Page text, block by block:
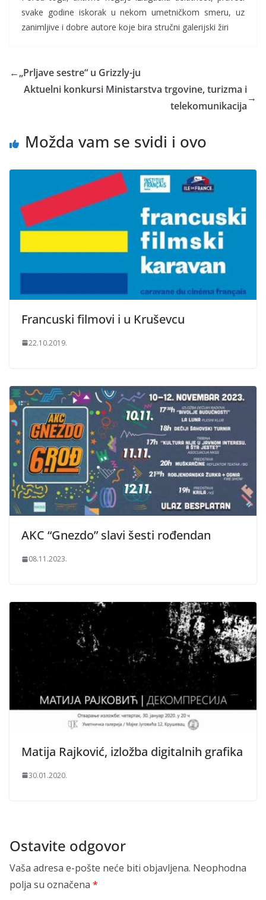
svake godine iskorak u nekom umetničkom smeru, uz
zanimljive i dobre autore koje bira stručni galerijski žiri
←„Prljave sestre“ u Grizzly-ju
Aktuelni konkursi Ministarstva trgovine, turizma i
telekomunikacija
→
Možda vam se svidi i ovo
Francuski filmovi i u Kruševcu
22.10.2019.
AKC “Gnezdo” slavi šesti rođendan
08.11.2023.
Matija Rajković, izložba digitalnih grafika
30.01.2020.
Ostavite odgovor
Vaša adresa e-pošte neće biti objavljena. Neophodna
polja su označena *